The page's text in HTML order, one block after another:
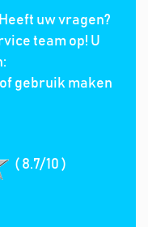
uw vragen?
team op! U
gebruik maken
( 8.7/10 )